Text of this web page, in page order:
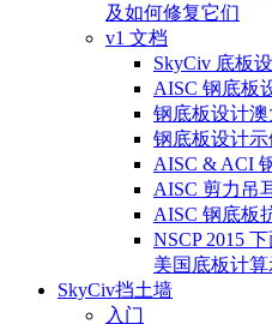
及如何修复它们
v1 文档
SkyCiv 底板
AISC 钢底板
钢底板设计
钢底板设计
AISC & ACI
AISC 剪力吊
AISC 钢底板
NSCP 2015
美国底板计算
SkyCiv挡土墙
入门